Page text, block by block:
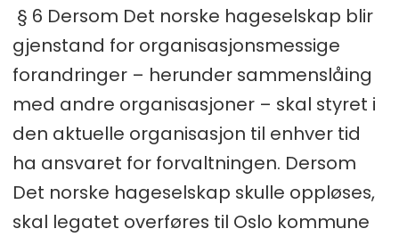
§ 6 Dersom Det norske hageselskap blir
gjenstand for organisasjonsmessige
forandringer – herunder sammenslåing
med andre organisasjoner – skal styret i
den aktuelle organisasjon til enhver tid
ha ansvaret for forvaltningen. Dersom
Det norske hageselskap skulle oppløses,
skal legatet overføres til Oslo kommune